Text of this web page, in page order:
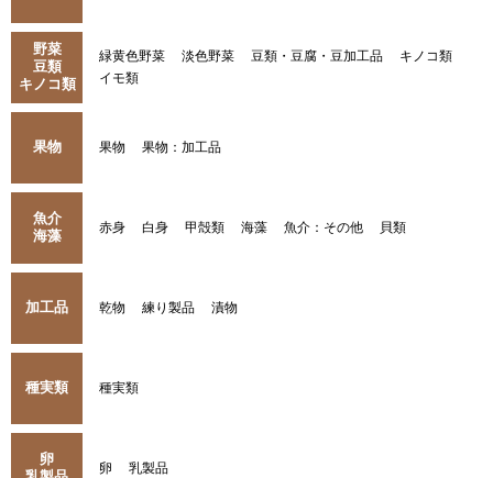
野菜
豆類
キノコ類
緑黄色野菜 淡色野菜 豆類・豆腐・豆加工品
キノコ類
イモ類
果物 果物 果物：加工品
魚介
海藻
赤身 白身 甲殻類 海藻 魚介：その他 貝類
加工品 乾物 練り製品 漬物
種実類 種実類
卵
卵 乳製品